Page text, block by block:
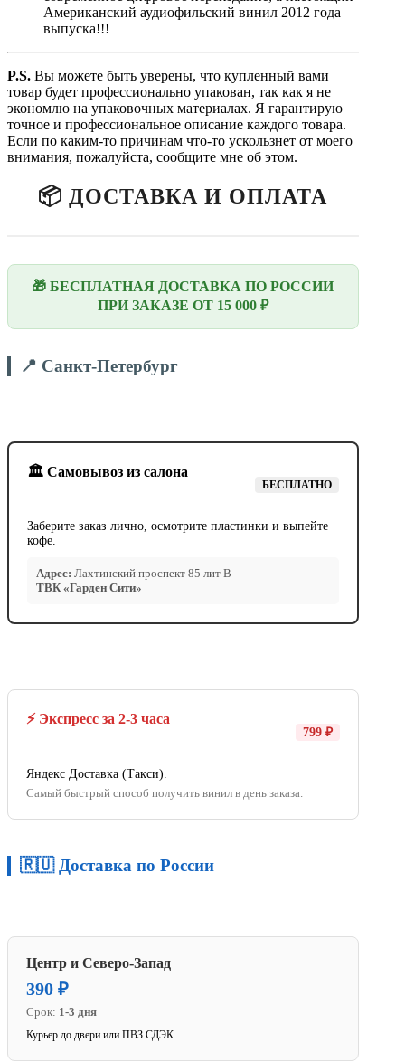
Американский аудиофильский винил 2012 года
выпуска!!!
P.S. Вы можете быть уверены, что купленный вами
товар будет профессионально упакован, так как я не
экономлю на упаковочных материалах. Я гарантирую
точное и профессиональное описание каждого товара.
Если по каким-то причинам что-то ускользнет от моего
внимания, пожалуйста, сообщите мне об этом.
📦 ДОСТАВКА И ОПЛАТА
🎁 БЕСПЛАТНАЯ ДОСТАВКА ПО РОССИИ
ПРИ ЗАКАЗЕ ОТ 15 000 ₽
📍 Санкт-Петербург
🏛️ Самовывоз из салона
БЕСПЛАТНО
Заберите заказ лично, осмотрите пластинки и выпейте
кофе.
Адрес: Лахтинский проспект 85 лит В
ТВК «Гарден Сити»
⚡ Экспресс за 2-3 часа
799 ₽
Яндекс Доставка (Такси).
Самый быстрый способ получить винил в день заказа.
🇷🇺 Доставка по России
Центр и Северо-Запад
390 ₽
Срок: 1-3 дня
Курьер до двери или ПВЗ СДЭК.